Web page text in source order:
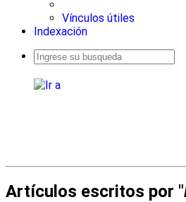
Vínculos útiles
Indexación
Artículos escritos por "